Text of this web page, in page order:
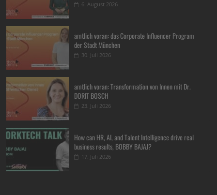
6. August 2026
amtlich voran: das Corporate Influencer Program
der Stadt München
30. Juli 2026
amtlich voran: Transformation von Innen mit Dr.
DORIT BOSCH
23. Juli 2026
How can HR, AI, and Talent Intelligence drive real
business results, BOBBY BAJAJ?
17. Juli 2026